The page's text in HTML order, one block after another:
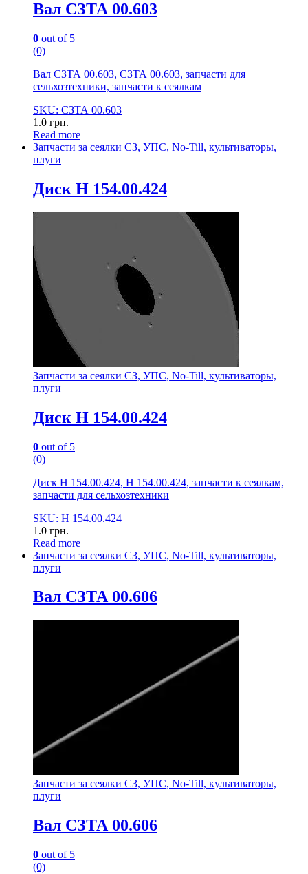
Вал СЗТА 00.603
0 out of 5
(0)
Вал СЗТА 00.603, СЗТА 00.603, запчасти для
сельхозтехники, запчасти к сеялкам
SKU: СЗТА 00.603
1.0 грн.
Read more
Запчасти за сеялки СЗ, УПС, No-Till, культиваторы,
плуги
Диск Н 154.00.424
Запчасти за сеялки СЗ, УПС, No-Till, культиваторы,
плуги
Диск Н 154.00.424
0 out of 5
(0)
Диск Н 154.00.424, Н 154.00.424, запчасти к сеялкам,
запчасти для сельхозтехники
SKU: Н 154.00.424
1.0 грн.
Read more
Запчасти за сеялки СЗ, УПС, No-Till, культиваторы,
плуги
Вал СЗТА 00.606
Запчасти за сеялки СЗ, УПС, No-Till, культиваторы,
плуги
Вал СЗТА 00.606
0 out of 5
(0)